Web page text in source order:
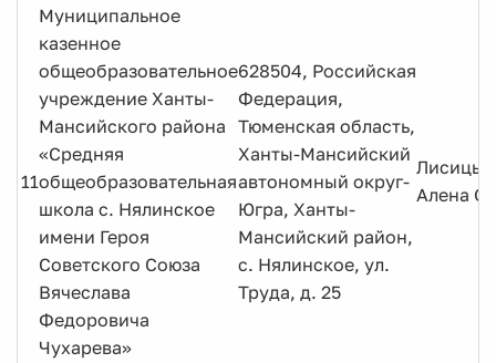
11
Муниципальное
казенное
общеобразовательное
учреждение Ханты-
Мансийского района
«Средняя
общеобразовательная
школа с. Нялинское
имени Героя
Советского Союза
Вячеслава
Федоровича
Чухарева»
628504, Российская
Федерация,
Тюменская область,
Ханты-Мансийский
автономный округ-
Югра, Ханты-
Мансийский район,
с. Нялинское, ул.
Труда, д. 25
Алена